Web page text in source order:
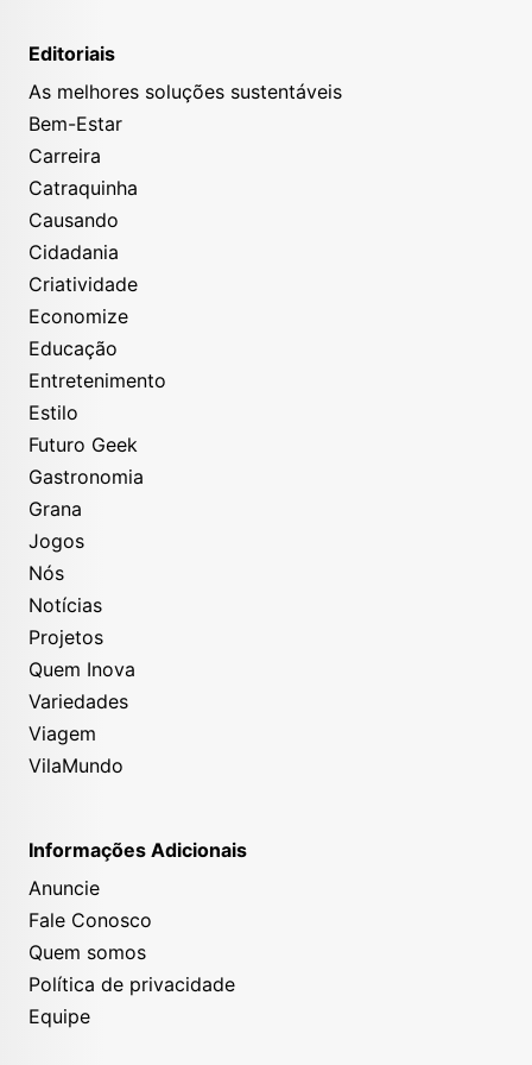
Editoriais
As melhores soluções sustentáveis
Bem-Estar
Carreira
Catraquinha
Causando
Cidadania
Criatividade
Economize
Educação
Entretenimento
Estilo
Futuro Geek
Gastronomia
Grana
Jogos
Nós
Notícias
Projetos
Quem Inova
Variedades
Viagem
VilaMundo
Informações Adicionais
Anuncie
Fale Conosco
Quem somos
Política de privacidade
Equipe